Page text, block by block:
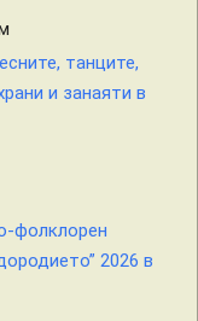
танците,
и занаяти в
фолклорен
2026 в